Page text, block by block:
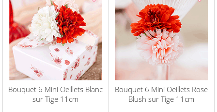
Bouquet 6 Mini Oeillets Blanc
sur Tige 11cm
Bouquet 6 Mini Oeillets Rose
Blush sur Tige 11cm